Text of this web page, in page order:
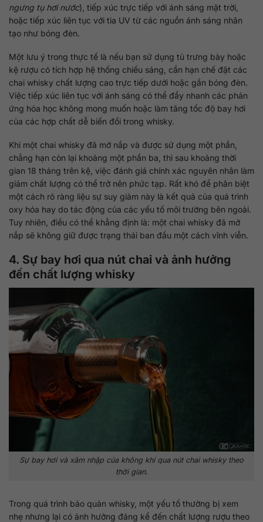
ngưng tụ hơi nước), tiếp xúc trực tiếp với ánh sáng mặt trời,
hoặc tiếp xúc liên tục với tia UV từ các nguồn ánh sáng nhân
tạo như bóng đèn.
Một lưu ý trong thực tế là nếu bạn sử dụng tủ trưng bày hoặc
kệ rượu có tích hợp hệ thống chiếu sáng, cần hạn chế đặt các
chai whisky chất lượng cao trực tiếp dưới hoặc gần bóng đèn.
Việc tiếp xúc liên tục với ánh sáng có thể đẩy nhanh các phản
ứng hóa học không mong muốn hoặc làm tăng tốc độ bay hơi
của các hợp chất dễ biến đổi trong whisky.
Khi một chai whisky đã mở nắp và được sử dụng một phần,
chẳng hạn còn lại khoảng một phần ba, thì sau khoảng thời
gian 18 tháng trên kệ, việc đánh giá chính xác nguyên nhân làm
giảm chất lượng có thể trở nên phức tạp. Rất khó để phân biệt
một cách rõ ràng liệu sự suy giảm này là kết quả của quá trình
oxy hóa hay do tác động của các yếu tố môi trường bên ngoài.
Tuy nhiên, điều có thể khẳng định là: một chai whisky đã mở
nắp sẽ không giữ được trạng thái ban đầu một cách vĩnh viễn.
4. Sự bay hơi qua nút chai và ảnh hưởng
đến chất lượng whisky
Sự bay hơi và xâm nhập của không khí qua nút chai whisky theo
thời gian.
Trong quá trình bảo quản whisky, một yếu tố thường bị xem
nhẹ nhưng lại có ảnh hưởng đáng kể đến chất lượng rượu theo